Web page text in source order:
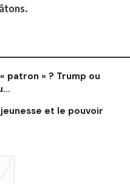
patron » ? Trump ou
et le pouvoir